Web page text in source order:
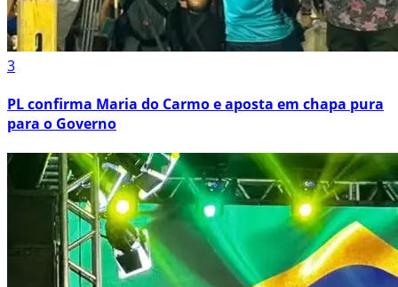
3
PL confirma Maria do Carmo e aposta em chapa pura
para o Governo